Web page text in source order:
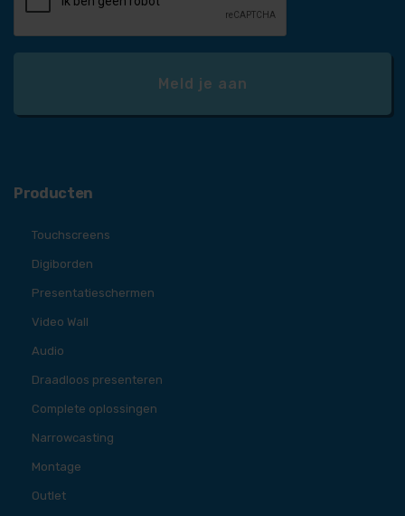
Producten
Touchscreens
Digiborden
Presentatieschermen
Video Wall
Audio
Draadloos presenteren
Complete oplossingen
Narrowcasting
Montage
Outlet